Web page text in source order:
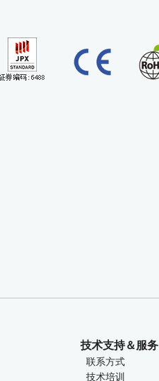
技术支持＆服务
联系方式
技术培训